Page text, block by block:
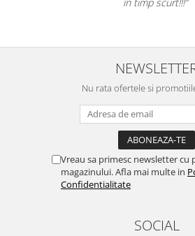
Nu rata ofertele si
Vreau sa primesc newsletter cu
magazinului. Afla mai multe in
Confidentialitate
SOCIAL